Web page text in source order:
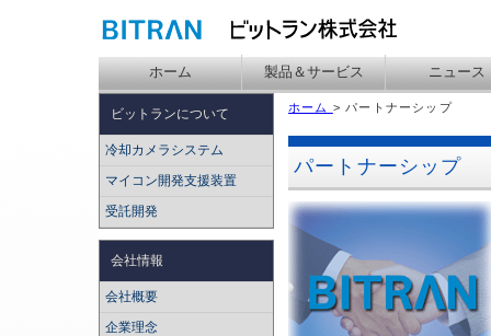
ホーム 製品＆サービス ニュース
ビットランについて
冷却カメラシステム
マイコン開発支援装置
受託開発
会社情報
会社概要
企業理念
ホーム > パートナーシップ
パートナーシップ